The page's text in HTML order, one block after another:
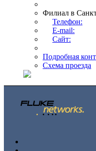
Филиал в
Телефон:
E-mail:
Сайт:
Подробная
Схема проезда